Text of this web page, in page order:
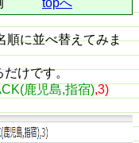
順に並べ替えてみま
だけです。
鹿児島,指宿),3)